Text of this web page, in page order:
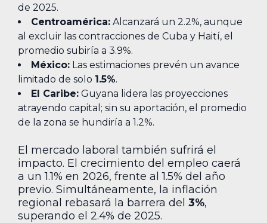
de 2025.
Centroamérica: Alcanzará un 2.2%, aunque
al excluir las contracciones de Cuba y Haití, el
promedio subiría a 3.9%.
México: Las estimaciones prevén un avance
limitado de solo 1.5%.
El Caribe: Guyana lidera las proyecciones
atrayendo capital; sin su aportación, el promedio
de la zona se hundiría a 1.2%.
El mercado laboral también sufrirá el
impacto. El crecimiento del empleo caerá
a un 1.1% en 2026, frente al 1.5% del año
previo. Simultáneamente, la inflación
regional rebasará la barrera del 3%,
superando el 2.4% de 2025.